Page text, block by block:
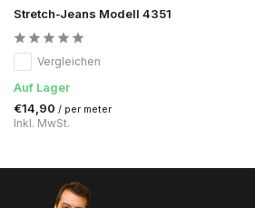
Stretch-Jeans Modell 4351
Vergleichen
Auf Lager
€14,90 / per meter
Inkl. MwSt.